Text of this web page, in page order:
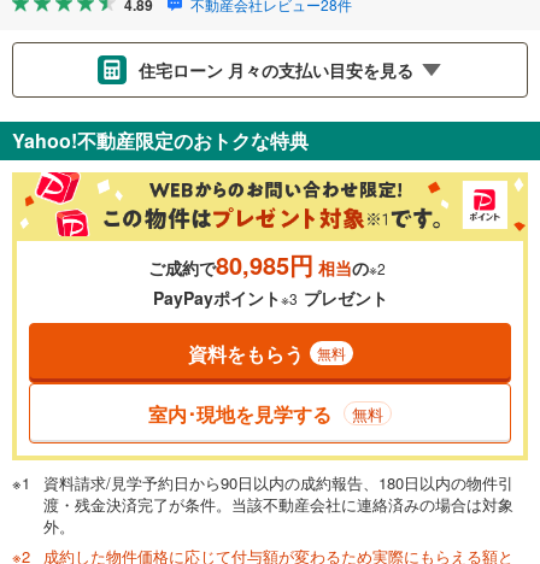
住宅ローン 月々の支払い目安を見る
金利 ％
0.01%
一般的には最長35年まで借り入れ可能です。多くの金融機関
が完済時の年齢は80歳までを条件としています。
閉じる
頭金 万円
0万円 5,399万円
Yahoo!不動産限定のおトクな特典
ご成約で80,985円 相当の※2
PayPayポイント※3 プレゼント
資料をもらう 無料
室内･現地を見学する 無料
資料請求/見学予約日から90日以内の成約報告、180日以内の物件引
渡・残金決済完了が条件。当該不動産会社に連絡済みの場合は対象
外。
成約した物件価格に応じて付与額が変わるため実際にもらえる額と